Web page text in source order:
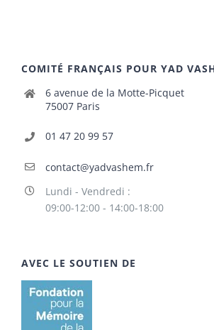
COMITÉ FRANÇAIS POUR YAD
6 avenue de la Motte-Picquet
75007 Paris
01 47 20 99 57
contact@yadvashem.fr
Lundi - Vendredi :
09:00-12:00 - 14:00-18:00
AVEC LE SOUTIEN DE